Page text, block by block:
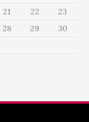
21 22
23
28 29
30